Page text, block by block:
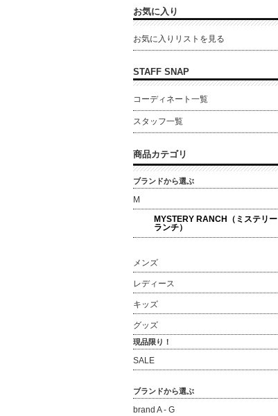
お気に入り
お気に入りリストを見る
STAFF SNAP
コーディネート一覧
スタッフ一覧
商品カテゴリ
ブランドから選ぶ
M
MYSTERY RANCH（ミステリー
ランチ）
メンズ
レディース
キッズ
グッズ
現品限り！
SALE
ブランドから選ぶ
brand A - G